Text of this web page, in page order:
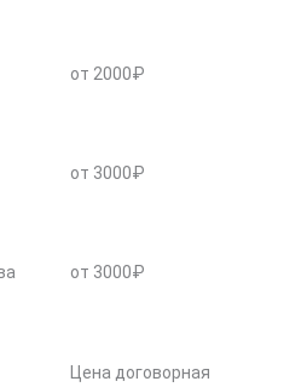
от 2000₽
от 3000₽
от 3000₽
Цена договорная